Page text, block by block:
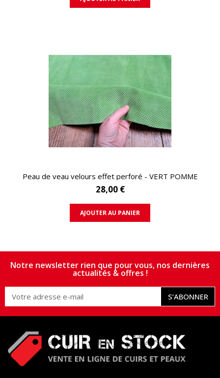
APERÇU RAPIDE
Peau de veau velours effet perforé - VERT POMME
28,00 €
AJOUTER AU PANIER
Notre newsletter rien que pour vous, nos dernières
actualités & offres !
S’ABONNER